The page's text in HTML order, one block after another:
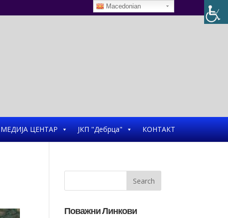
МЕДИЈА ЦЕНТАР ЈКП "Дебрца" КОНТАКТ
Поважни Линкови
Macedonian